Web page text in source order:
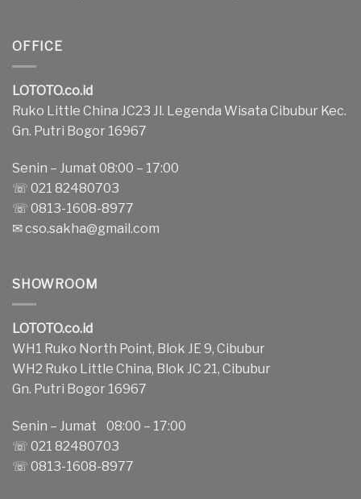
OFFICE
LOTOTO.co.id
Ruko Little China JC23 Jl. Legenda Wisata Cibubur Kec.
Gn. Putri Bogor 16967
Senin – Jumat 08:00 – 17:00
☏ 021 82480703
☏ 0813-1608-8977
✉cso.sakha@gmail.com
SHOWROOM
LOTOTO.co.id
WH1 Ruko North Point, Blok JE 9, Cibubur
WH2 Ruko Little China, Blok JC 21, Cibubur
Gn. Putri Bogor 16967
Senin – Jumat 08:00 – 17:00
☏ 021 82480703
☏ 0813-1608-8977